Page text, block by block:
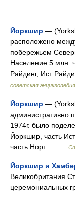
Йоркшир —
расположено
побережьем
Население 5 млн.
Райдинг, Ист
советская энциклопедия
Йоркшир —
административно
1974г. было
Йоркшир, часть
часть Норт… …
Йоркшир и
Великобритания
церемониальных